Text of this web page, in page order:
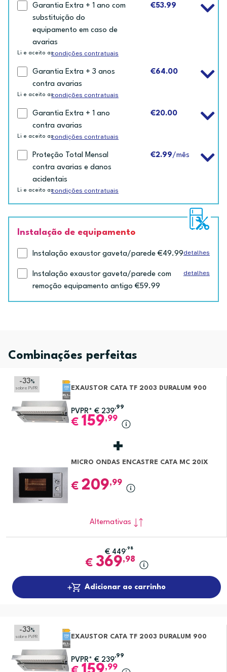
Garantia Extra + 1 ano com
substituição do
equipamento em caso de
avarias
€53.99
Li e aceito ascondições contratuais
Garantia Extra + 3 anos
contra avarias
€64.00
Li e aceito ascondições contratuais
Garantia Extra + 1 ano
contra avarias
€20.00
Li e aceito ascondições contratuais
Proteção Total Mensal
contra avarias e danos
acidentais
€2.99/mês
Li e aceito ascondições contratuais
Instalação de equipamento
Instalação exaustor gaveta/parede €49.99detalhes
Instalação exaustor gaveta/parede com
remoção equipamento antigo €59.99
detalhes
Combinações perfeitas
-33%
sobre PVPR EXAUSTOR CATA TF 2003 DURALUM 900
PVPR* € 239
,99
€ 159,99
MICRO ONDAS ENCASTRE CATA MC 20IX
€ 209,99
Alternativas
€ 449,98
€ 369,98
Adicionar ao carrinho
-33%
sobre PVPR EXAUSTOR CATA TF 2003 DURALUM 900
PVPR* € 239
,99
,99